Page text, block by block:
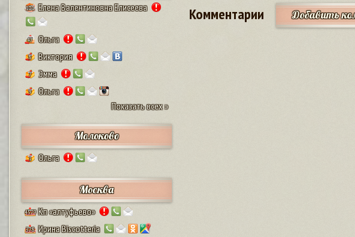
101 Елена Валентиновна Елисеева
47 Ольга
8 Виктория
7 Эмма
9
Ольга
Показать всех »
Молоково
1 Ольга
Москва
4579 Кп «алтуфьево»
378 Ирина Biscotteria
Комментарии Добавить